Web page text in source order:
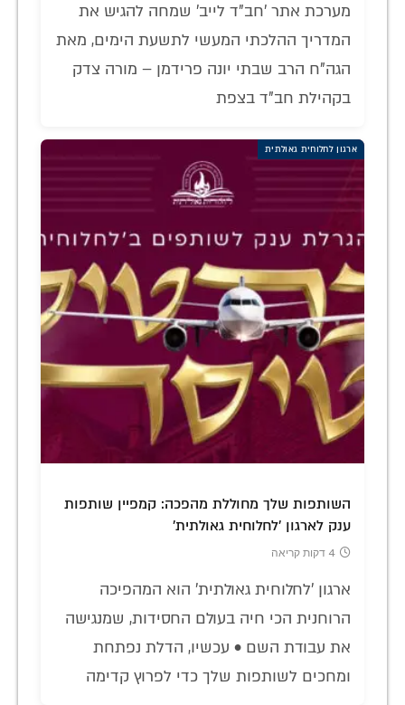
מערכת אתר 'חב"ד לייב' שמחה להגיש את
המדריך ההלכתי המעשי לתשעת הימים, מאת
הגה"ח הרב שבתי יונה פרידמן – מורה צדק
בקהילת חב"ד בצפת
ארגון לחלוחית גאולתית
השותפות שלך מחוללת מהפכה: קמפיין שותפות
ענק לארגון 'לחלוחית גאולתית'
4 דקות קריאה
ארגון 'לחלוחית גאולתית' הוא המהפיכה
הרוחנית הכי חיה בעולם החסידות, שמנגישה
את עבודת השם • עכשיו, הדלת נפתחת
ומחכים לשותפות שלך כדי לפרוץ קדימה